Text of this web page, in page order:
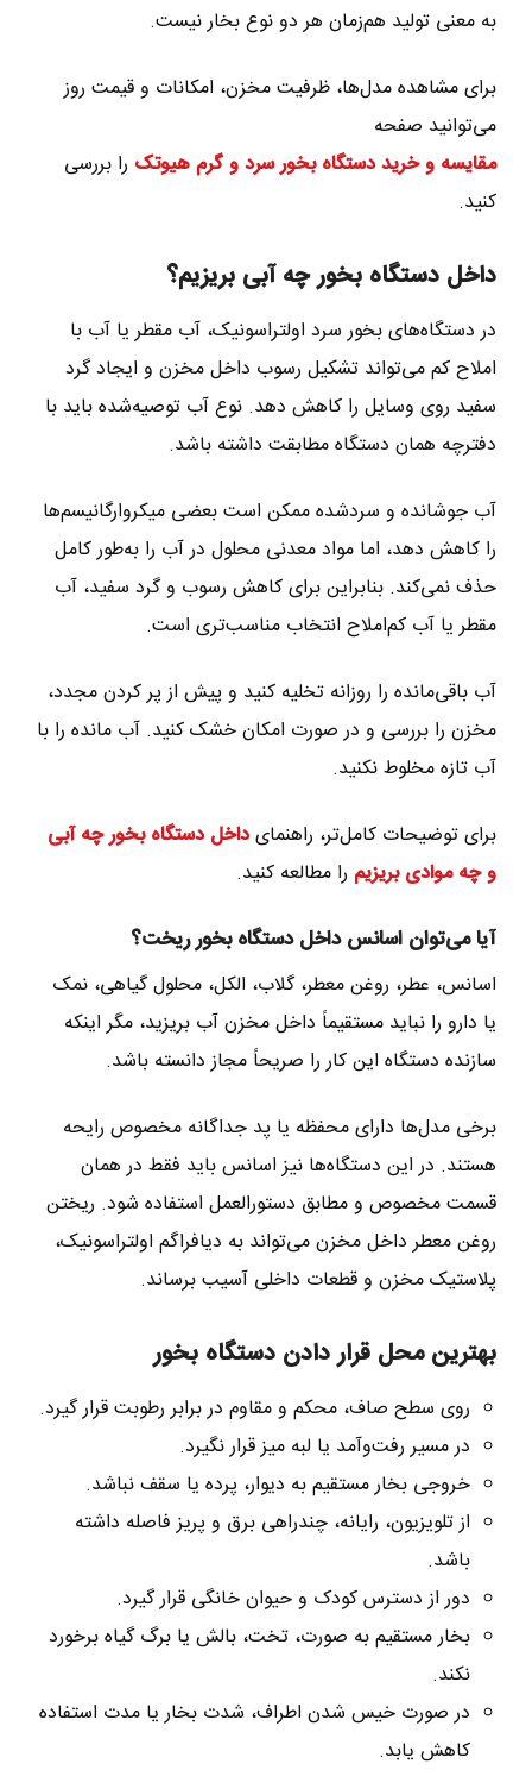
به معنی تولید هم‌زمان هر دو نوع بخار نیست.
برای مشاهده مدل‌ها، ظرفیت مخزن، امکانات و قیمت روز
می‌توانید صفحه
مقایسه و خرید دستگاه بخور سرد و گرم هیوتک را بررسی
کنید.
داخل دستگاه بخور چه آبی بریزیم؟
در دستگاه‌های بخور سرد اولتراسونیک، آب مقطر یا آب با
املاح کم می‌تواند تشکیل رسوب داخل مخزن و ایجاد گرد
سفید روی وسایل را کاهش دهد. نوع آب توصیه‌شده باید با
دفترچه همان دستگاه مطابقت داشته باشد.
آب جوشانده و سردشده ممکن است بعضی میکروارگانیسم‌ها
را کاهش دهد، اما مواد معدنی محلول در آب را به‌طور کامل
حذف نمی‌کند. بنابراین برای کاهش رسوب و گرد سفید، آب
مقطر یا آب کم‌املاح انتخاب مناسب‌تری است.
آب باقی‌مانده را روزانه تخلیه کنید و پیش از پر کردن مجدد،
مخزن را بررسی و در صورت امکان خشک کنید. آب مانده را با
آب تازه مخلوط نکنید.
برای توضیحات کامل‌تر، راهنمایداخل دستگاه بخور چه آبی
و چه موادی بریزیم را مطالعه کنید.
آیا می‌توان اسانس داخل دستگاه بخور ریخت؟
اسانس، عطر، روغن معطر، گلاب، الکل، محلول گیاهی، نمک
یا دارو را نباید مستقیماً داخل مخزن آب بریزید، مگر اینکه
سازنده دستگاه این کار را صریحاً مجاز دانسته باشد.
برخی مدل‌ها دارای محفظه یا پد جداگانه مخصوص رایحه
هستند. در این دستگاه‌ها نیز اسانس باید فقط در همان
قسمت مخصوص و مطابق دستورالعمل استفاده شود. ریختن
روغن معطر داخل مخزن می‌تواند به دیافراگم اولتراسونیک،
پلاستیک مخزن و قطعات داخلی آسیب برساند.
بهترین محل قرار دادن دستگاه بخور
روی سطح صاف، محکم و مقاوم در برابر رطوبت قرار گیرد.
در مسیر رفت‌وآمد یا لبه میز قرار نگیرد.
خروجی بخار مستقیم به دیوار، پرده یا سقف نباشد.
از تلویزیون، رایانه، چندراهی برق و پریز فاصله داشته
باشد.
دور از دسترس کودک و حیوان خانگی قرار گیرد.
بخار مستقیم به صورت، تخت، بالش یا برگ گیاه برخورد
نکند.
در صورت خیس شدن اطراف، شدت بخار یا مدت استفاده
کاهش یابد.